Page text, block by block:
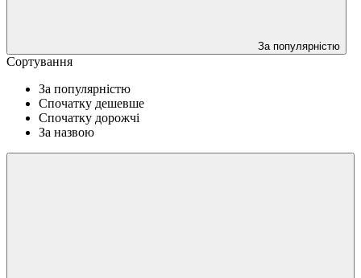
За популярністю
Сортування
За популярністю
Спочатку дешевше
Спочатку дорожчі
За назвою